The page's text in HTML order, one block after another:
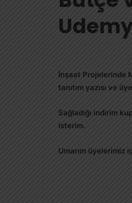
İnşaat Projelerinde
tanıtım yazısı ve
Sağladığı indirim
isterim.
Umarım üyelerimiz